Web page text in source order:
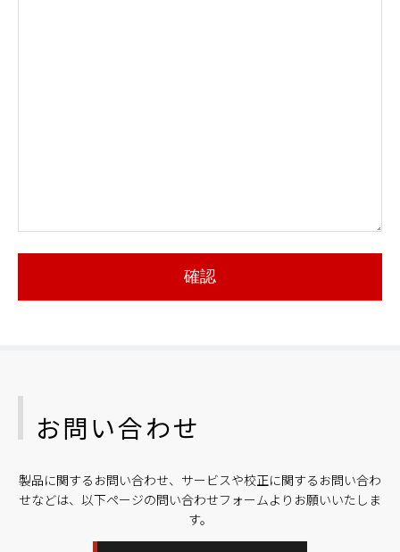
確認
お問い合わせ
製品に関するお問い合わせ、サービスや校正に関するお問い合わ
せなどは、以下ページの問い合わせフォームよりお願いいたしま
す。